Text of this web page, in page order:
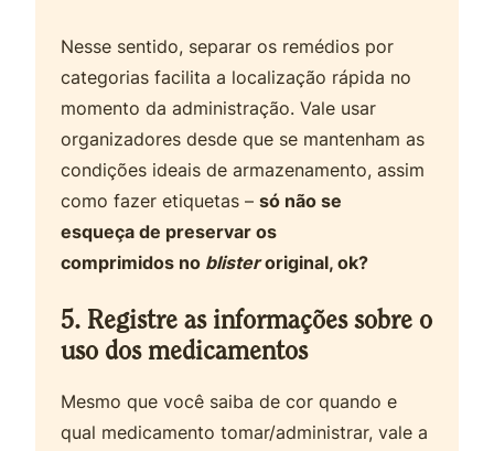
Nesse sentido, separar os remédios por
categorias facilita a localização rápida no
momento da administração. Vale usar
organizadores desde que se mantenham as
condições ideais de armazenamento, assim
como fazer etiquetas –só não se
esqueça de preservar os
comprimidos no blisteroriginal, ok?
5. Registre as informações sobre o
uso dos medicamentos
Mesmo que você saiba de cor quando e
qual medicamento tomar/administrar, vale a